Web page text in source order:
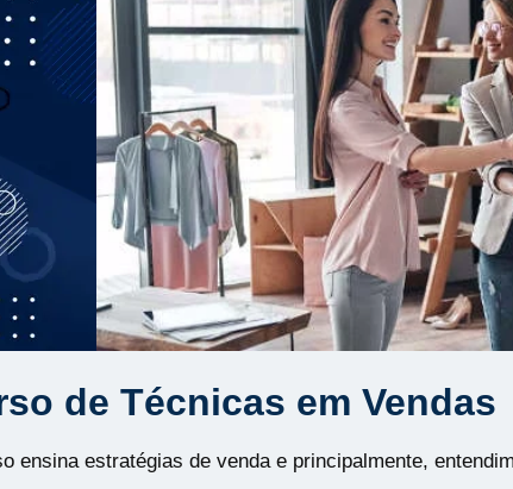
de Técnicas em Vendas
ensina estratégias de venda e principalmente,